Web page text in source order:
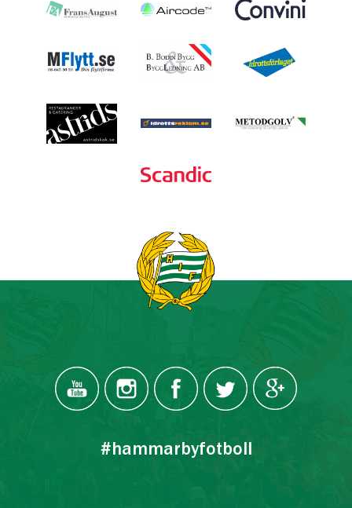
#hammarbyfotboll